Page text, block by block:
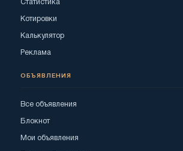
Статистика
Котировки
Калькулятор
Реклама
ОБЪЯВЛЕНИЯ
Все объявления
Блокнот
Мои объявления